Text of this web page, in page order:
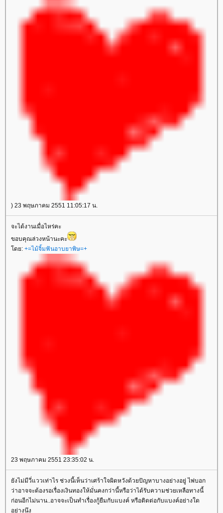
) 23 พฤษภาคม 2551 11:05:17 น.
จะได้งานเมื่อไหร่คะ
ขอบคุณล่วงหน้านะคะ
ดย: +=ไม้จิ้มฟันอาบยาพิษ=+
23 พฤษภาคม 2551 23:35:02 น.
ังไม่มีวี่แววเท่าไร ช่วงนี้เห็นว่าเศร้าใจผิดหวังด้วยปัญหาบางอย่างอยู่ ไพ่บอก
ว่าอาจจะต้องรอเรื่องเงินทองให้มั่นคงกว่านี้หรือว่าได้รับความช่วยเหลือทางนี้
ก่อนอีกไม่นาน..อาจจะเป็นทำเรื่องกู้ยืมกับแบงค์ หรือติดต่อกับแบงค์อย่างใด
อย่างนึง